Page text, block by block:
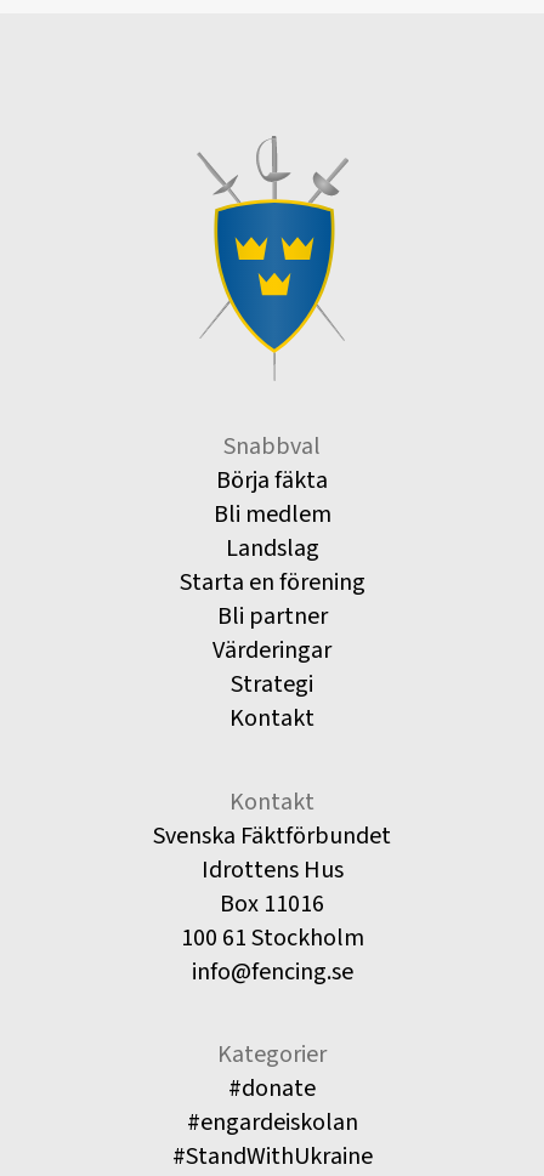
Snabbval
Börja fäkta
Bli medlem
Landslag
Starta en förening
Bli partner
Värderingar
Strategi
Kontakt
Kontakt
Svenska Fäktförbundet
Idrottens Hus
Box 11016
100 61 Stockholm
info@fencing.se
Kategorier
#donate
#engardeiskolan
#StandWithUkraine